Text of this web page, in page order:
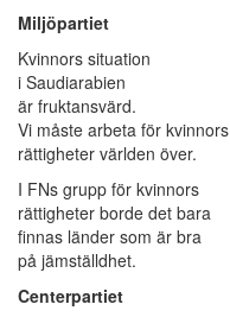
Miljöpartiet
Kvinnors situation
i Saudiarabien
är fruktansvärd.
Vi måste arbeta för kvinnors
rättigheter världen över.
I FNs grupp för kvinnors
rättigheter borde det bara
finnas länder som är bra
på jämställdhet.
Centerpartiet